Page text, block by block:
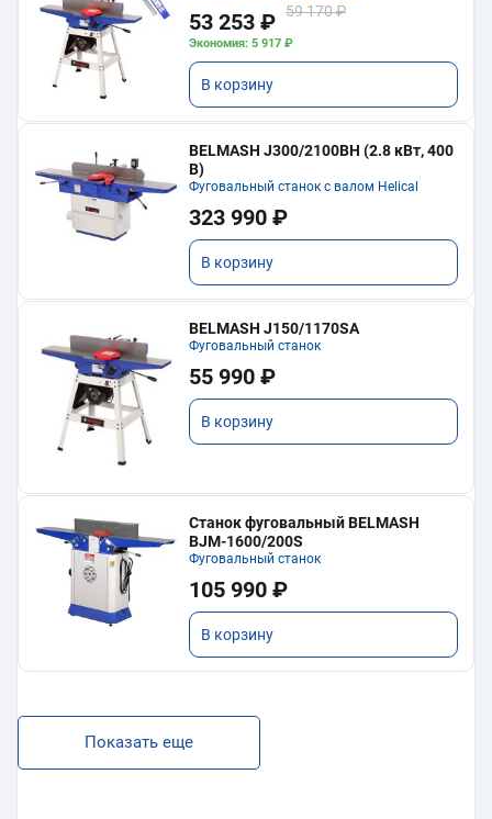
53 253 ₽ 59 170 ₽
Экономия: 5 917 ₽
В корзину
BELMASH J300/2100ВH (2.8 кВт, 400
В)
Фуговальный станок с валом Helical
323 990 ₽
В корзину
BELMASH J150/1170SA
Фуговальный станок
55 990 ₽
В корзину
Станок фуговальный BELMASH
BJM-1600/200S
Фуговальный станок
105 990 ₽
В корзину
Показать еще